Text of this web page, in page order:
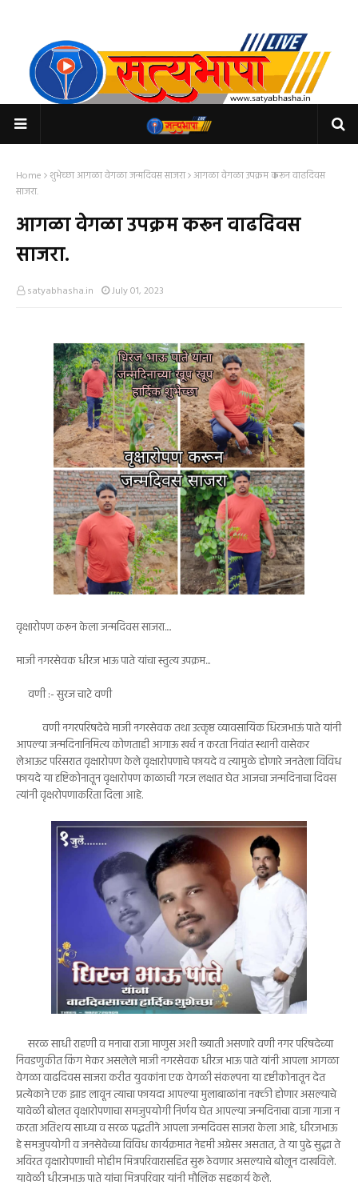
Home शुभेच्छा आगळा वेगळा जन्मदिवस साजरा आगळा वेगळा उपक्रम करून वाढदिवस
साजरा.
आगळा वेगळा उपक्रम करून वाढदिवस
साजरा.
satyabhasha.in July 01, 2023
वृक्षारोपण करून केला जन्मदिवस साजरा....
माजी नगरसेवक धीरज भाऊ पाते यांचा स्तुत्य उपक्रम...
वणी :- सुरज चाटे वणी
वणी नगरपरिषदेचे माजी नगरसेवक तथा उत्कृष्ठ व्यावसायिक धिरजभाऊं पाते यांनी
आपल्या जन्मदिनानिमित्य कोणताही आगाऊ खर्च न करता निवांत स्थानी वासेकर
लेआऊट परिसरात वृक्षारोपण केले वृक्षारोपणाचे फायदे व त्यामुळे होणारे जनतेला विविध
फायदे या दृष्टिकोनातून वृक्षारोपण काळाची गरज लक्षात घेत आजचा जन्मदिनाचा दिवस
त्यांनी वृक्षरोपणाकरिता दिला आहे.
सरळ साधी राहणी व मनाचा राजा माणुस अशी ख्याती असणारे वणी नगर परिषदेच्या
निवडणुकीत किंग मेकर असलेले माजी नगरसेवक धीरज भाऊ पाते यांनी आपला आगळा
वेगळा वाढदिवस साजरा करीत युवकांना एक वेगळी संकल्पना या दृष्टीकोनातून देत
प्रत्येकाने एक झाड लावून त्याचा फायदा आपल्या मुलाबाळांना नक्की होणार असल्याचे
यावेळी बोलत वृक्षारोपणाचा समजुपयोगी निर्णय घेत आपल्या जन्मदिनाचा वाजा गाजा न
करता अतिशय साध्या व सरळ पद्धतीने आपला जन्मदिवस साजरा केला आहे, धीरजभाऊ
हे समजुपयोगी व जनसेवेच्या विविध कार्यक्रमात नेहमी अग्रेसर असतात, ते या पुढे सुद्धा ते
अविरत वृक्षारोपणाची मोहीम मित्रपरिवारासहित सुरू ठेवणार असल्याचे बोलून दाखविले.
यावेळी धीरजभाऊ पाते यांचा मित्रपरिवार यांनी मौलिक सहकार्य केले.